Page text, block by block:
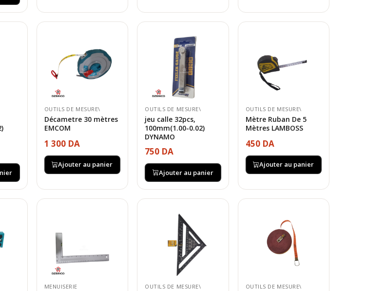
OUTILS DE MESURE\
Décametre 30 mètres
EMCOM
1 300 DA
Ajouter au panier
OUTILS DE MESURE\
jeu calle 32pcs,
100mm(1.00-0.02)
DYNAMO
750 DA
Ajouter au panier
OUTILS DE MESURE\
Mètre Ruban De 5
Mètres LAMBOSS
450 DA
Ajouter au panier
MENUISERIE OUTILS DE MESURE\ OUTILS DE MESURE\